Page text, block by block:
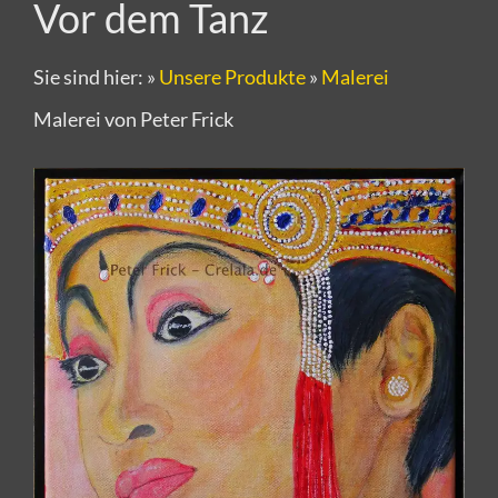
Vor dem Tanz
Sie sind hier: » Unsere Produkte» Malerei
Malerei von Peter Frick